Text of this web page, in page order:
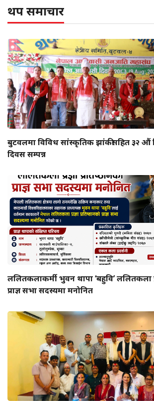
थप समाचार
बुटवलमा विविध सांस्कृतिक झांकीसहित ३२ औं
दिवस सम्पन्न
ललितकलाकर्मी भुवन थापा ‘बहुवि’ ललितकला
प्राज्ञ सभा सदस्यमा मनोनित